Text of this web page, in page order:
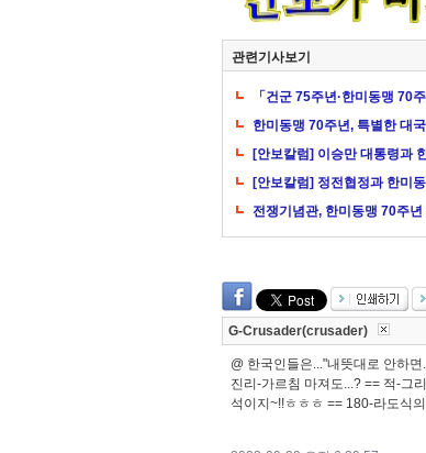
관련기사보기
「건군 75주년·한미동맹 70
한미동맹 70주년, 특별한 대
[안보칼럼] 이승만 대통령과
[안보칼럼] 정전협정과 한미
전쟁기념관, 한미동맹 70주
G-Crusader(crusader)
@ 한국인들은..."내뜻대로 안하
진리-가르침 마져도...? == 적-그
석이지~!!ㅎㅎㅎ == 180-라도식